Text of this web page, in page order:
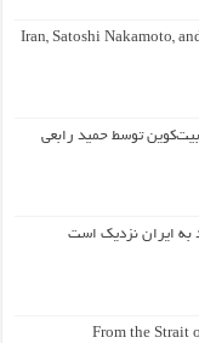
Iran, Satoshi Nakamoto,
بیت‌کوین توسط حمید رابعی
به ایران نزدیک است
From the Strait